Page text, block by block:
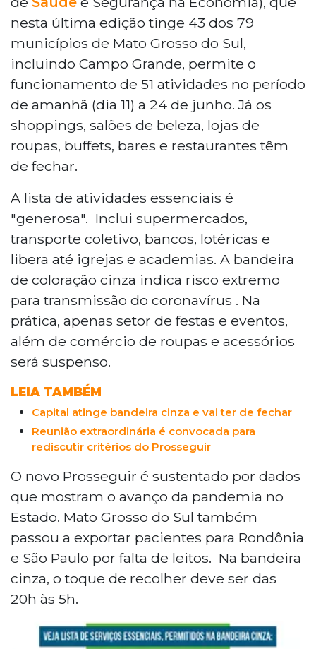
nesta última edição tinge 43 dos 79
municípios de Mato Grosso do Sul,
incluindo Campo Grande, permite o
funcionamento de 51 atividades no período
de amanhã (dia 11) a 24 de junho. Já os
shoppings, salões de beleza, lojas de
roupas, buffets, bares e restaurantes têm
de fechar.
A lista de atividades essenciais é
"generosa". Inclui supermercados,
transporte coletivo, bancos, lotéricas e
libera até igrejas e academias. A bandeira
de coloração cinza indica risco extremo
para transmissão do coronavírus . Na
prática, apenas setor de festas e eventos,
além de comércio de roupas e acessórios
será suspenso.
LEIA TAMBÉM
Capital atinge bandeira cinza e vai ter de fechar
Reunião extraordinária é convocada para
rediscutir critérios do Prosseguir
O novo Prosseguir é sustentado por dados
que mostram o avanço da pandemia no
Estado. Mato Grosso do Sul também
passou a exportar pacientes para Rondônia
e São Paulo por falta de leitos. Na bandeira
cinza, o toque de recolher deve ser das
20h às 5h.